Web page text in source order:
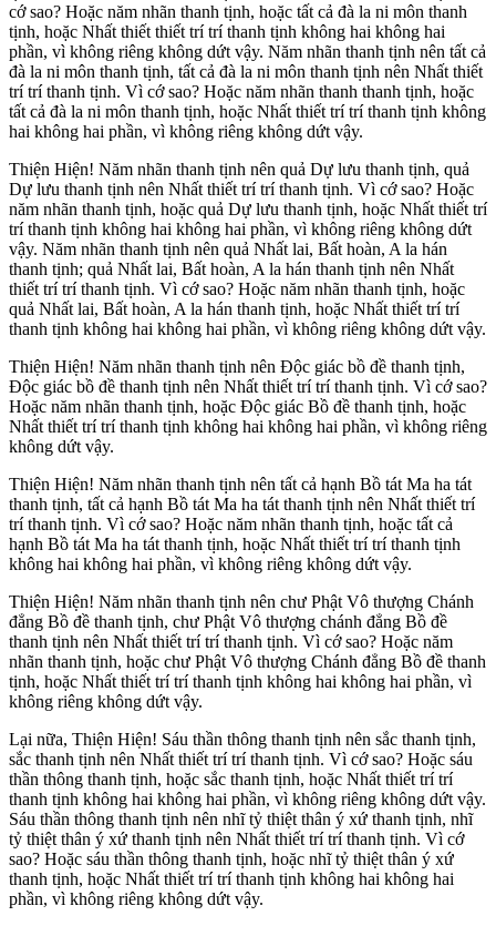
cớ sao? Hoặc năm nhãn thanh tịnh, hoặc tất cả đà la ni môn thanh
tịnh, hoặc Nhất thiết thiết trí trí thanh tịnh không hai không hai
phần, vì không riêng không dứt vậy. Năm nhãn thanh tịnh nên tất cả
đà la ni môn thanh tịnh, tất cả đà la ni môn thanh tịnh nên Nhất thiết
trí trí thanh tịnh. Vì cớ sao? Hoặc năm nhãn thanh thanh tịnh, hoặc
tất cả đà la ni môn thanh tịnh, hoặc Nhất thiết trí trí thanh tịnh không
hai không hai phần, vì không riêng không dứt vậy.
Thiện Hiện! Năm nhãn thanh tịnh nên quả Dự lưu thanh tịnh, quả
Dự lưu thanh tịnh nên Nhất thiết trí trí thanh tịnh. Vì cớ sao? Hoặc
năm nhãn thanh tịnh, hoặc quả Dự lưu thanh tịnh, hoặc Nhất thiết trí
trí thanh tịnh không hai không hai phần, vì không riêng không dứt
vậy. Năm nhãn thanh tịnh nên quả Nhất lai, Bất hoàn, A la hán
thanh tịnh; quả Nhất lai, Bất hoàn, A la hán thanh tịnh nên Nhất
thiết trí trí thanh tịnh. Vì cớ sao? Hoặc năm nhãn thanh tịnh, hoặc
quả Nhất lai, Bất hoàn, A la hán thanh tịnh, hoặc Nhất thiết trí trí
thanh tịnh không hai không hai phần, vì không riêng không dứt vậy.
Thiện Hiện! Năm nhãn thanh tịnh nên Ðộc giác bồ đề thanh tịnh,
Ðộc giác bồ đề thanh tịnh nên Nhất thiết trí trí thanh tịnh. Vì cớ sao?
Hoặc năm nhãn thanh tịnh, hoặc Ðộc giác Bồ đề thanh tịnh, hoặc
Nhất thiết trí trí thanh tịnh không hai không hai phần, vì không riêng
không dứt vậy.
Thiện Hiện! Năm nhãn thanh tịnh nên tất cả hạnh Bồ tát Ma ha tát
thanh tịnh, tất cả hạnh Bồ tát Ma ha tát thanh tịnh nên Nhất thiết trí
trí thanh tịnh. Vì cớ sao? Hoặc năm nhãn thanh tịnh, hoặc tất cả
hạnh Bồ tát Ma ha tát thanh tịnh, hoặc Nhất thiết trí trí thanh tịnh
không hai không hai phần, vì không riêng không dứt vậy.
Thiện Hiện! Năm nhãn thanh tịnh nên chư Phật Vô thượng Chánh
đẳng Bồ đề thanh tịnh, chư Phật Vô thượng chánh đẳng Bồ đề
thanh tịnh nên Nhất thiết trí trí thanh tịnh. Vì cớ sao? Hoặc năm
nhãn thanh tịnh, hoặc chư Phật Vô thượng Chánh đẳng Bồ đề thanh
tịnh, hoặc Nhất thiết trí trí thanh tịnh không hai không hai phần, vì
không riêng không dứt vậy.
Lại nữa, Thiện Hiện! Sáu thần thông thanh tịnh nên sắc thanh tịnh,
sắc thanh tịnh nên Nhất thiết trí trí thanh tịnh. Vì cớ sao? Hoặc sáu
thần thông thanh tịnh, hoặc sắc thanh tịnh, hoặc Nhất thiết trí trí
thanh tịnh không hai không hai phần, vì không riêng không dứt vậy.
Sáu thần thông thanh tịnh nên nhĩ tỷ thiệt thân ý xứ thanh tịnh, nhĩ
tỷ thiệt thân ý xứ thanh tịnh nên Nhất thiết trí trí thanh tịnh. Vì cớ
sao? Hoặc sáu thần thông thanh tịnh, hoặc nhĩ tỷ thiệt thân ý xứ
thanh tịnh, hoặc Nhất thiết trí trí thanh tịnh không hai không hai
phần, vì không riêng không dứt vậy.